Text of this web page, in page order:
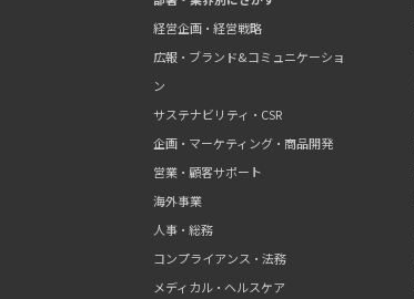
経営企画・経営戦略
広報・ブランド&コミュニケーショ
ン
サステナビリティ・CSR
企画・マーケティング・商品開発
営業・顧客サポート
海外事業
人事・総務
コンプライアンス・法務
メディカル・ヘルスケア